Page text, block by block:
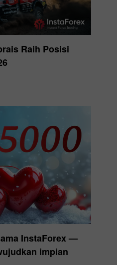
Raih Posisi
InstaForex —
impian